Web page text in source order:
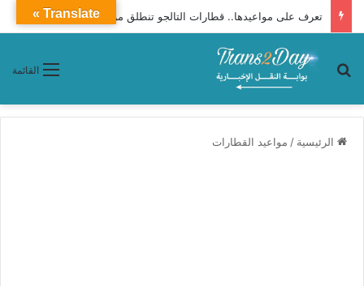
تعرف على مواعيدها.. قطارات التالجو تنطلق من الإسكندرية إلى القاهرة يوميًا
القائمة بحث عن
الرئيسية / مواعيد القطارات
Translate »